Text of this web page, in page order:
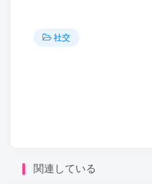
社交
関連している